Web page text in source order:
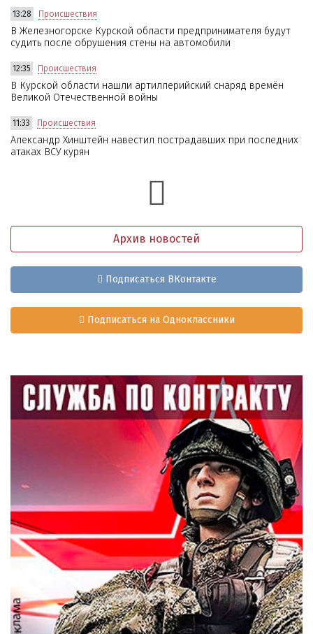
13:28 Происшествия
В Железногорске Курской области предпринимателя будут
судить после обрушения стены на автомобили
12:35 Происшествия
В Курской области нашли артиллерийский снаряд времён
Великой Отечественной войны
11:33 Происшествия
Александр Хинштейн навестил пострадавших при последних
атаках ВСУ курян
Архив новостей
Подписаться ВКонтакте
Подписаться на Одноклассники